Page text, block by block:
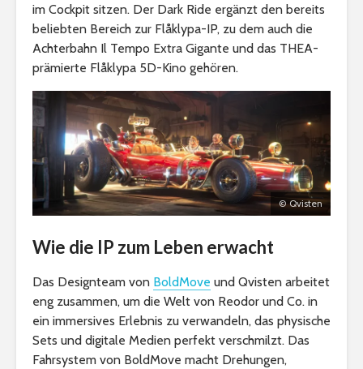
im Cockpit sitzen. Der Dark Ride ergänzt den bereits
beliebten Bereich zur Flåklypa-IP, zu dem auch die
Achterbahn Il Tempo Extra Gigante und das THEA-
prämierte Flåklypa 5D-Kino gehören.
© Qvisten
Wie die IP zum Leben erwacht
Das Designteam von BoldMove und Qvisten arbeitet
eng zusammen, um die Welt von Reodor und Co. in
ein immersives Erlebnis zu verwandeln, das physische
Sets und digitale Medien perfekt verschmilzt. Das
Fahrsystem von BoldMove macht Drehungen,